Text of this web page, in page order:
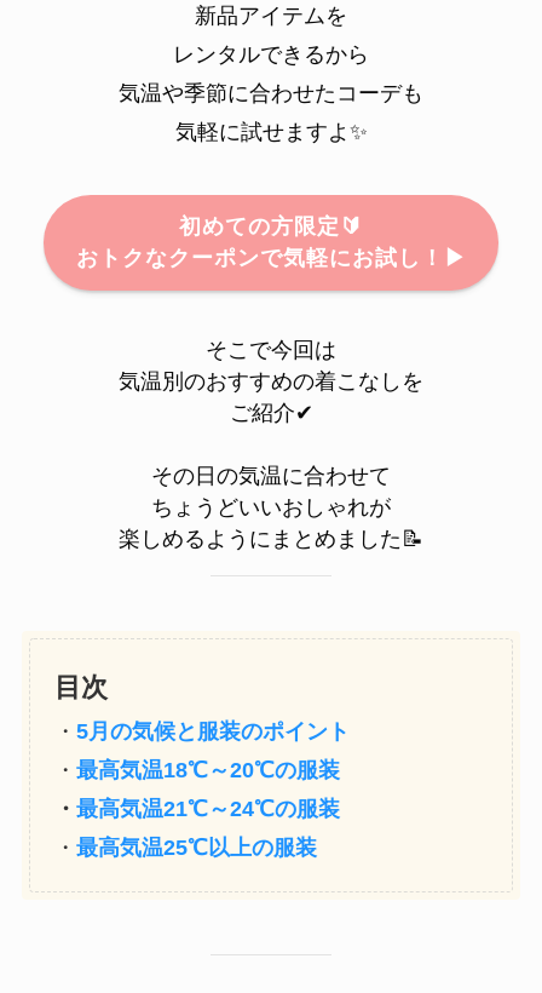
新品アイテムを
レンタルできるから
気温や季節に合わせたコーデも
気軽に試せますよ✨
初めての方限定🔰
おトクなクーポンで気軽にお試し！▶
そこで今回は
気温別のおすすめの着こなしを
ご紹介✔
その日の気温に合わせて
ちょうどいいおしゃれが
楽しめるようにまとめました📝
目次
・ 5月の気候と服装のポイント
・ 最高気温18℃～20℃の服装
・ 最高気温21℃～24℃の服装
・ 最高気温25℃以上の服装